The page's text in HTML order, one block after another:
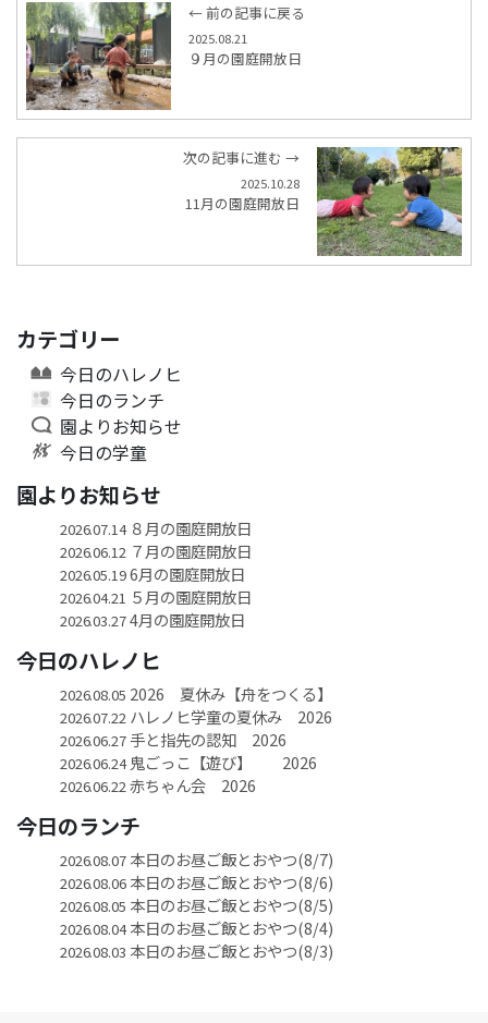
← 前の記事に戻る
2025.08.21
９月の園庭開放日
次の記事に進む →
2025.10.28
11月の園庭開放日
カテゴリー
今日のハレノヒ
今日のランチ
園よりお知らせ
今日の学童
園よりお知らせ
2026.07.14８月の園庭開放日
2026.06.12７月の園庭開放日
2026.05.196月の園庭開放日
2026.04.21 ５月の園庭開放日
2026.03.274月の園庭開放日
今日のハレノヒ
2026.08.05 2026 夏休み【舟をつくる】
2026.07.22ハレノヒ学童の夏休み 2026
2026.06.27手と指先の認知 2026
2026.06.24鬼ごっこ【遊び】 2026
2026.06.22赤ちゃん会 2026
今日のランチ
2026.08.07本日のお昼ご飯とおやつ(8/7)
2026.08.06本日のお昼ご飯とおやつ(8/6)
2026.08.05 本日のお昼ご飯とおやつ(8/5)
2026.08.04本日のお昼ご飯とおやつ(8/4)
2026.08.03 本日のお昼ご飯とおやつ(8/3)